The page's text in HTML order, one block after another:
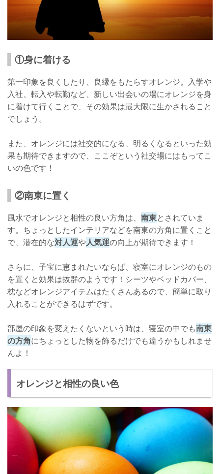
①身に着ける
第一印象を良くしたり、良縁をもたらすオレンジ。入学や
入社、転入や転勤など、新しい出会いの場にオレンジを身
に着けて行くことで、その効果は最大限に生かされること
でしょう。
また、オレンジには社交的になる、明るくなるといった効
果も期待できますので、ここぞという社交場にはもってこ
いの色です！
②南東に置く
風水でオレンジと相性の良い方角は、 南東とされていま
す。ちょっとしたインテリアなどを南東の方角に置くこと
で、潜在的な対人運や人気運の向上が期待できます！
さらに、子宝に恵まれたいならば、寝室にオレンジのもの
を置くと効果は抜群のようです！シーツやベッドカバー、
枕などオレンジアイテムはたくさんあるので、簡単に取り
入れることができるはずです。
部屋の印象を変えたくないという時は、寝室の中でも南東
の方角にちょっとした物を飾るだけでも違うかもしれませ
んよ！
オレンジと相性の良い色